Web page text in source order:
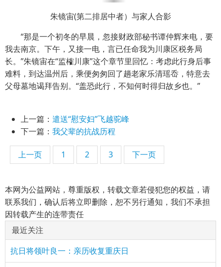
朱镜宙(第二排居中者）与家人合影
“那是一个初冬的早晨，忽接财政部秘书谭仲辉来电，要
我去南京。下午，又接一电，言已任命我为川康区税务局
长。”朱镜宙在“监榷川康”这个章节里回忆：考虑此行身后事
难料，到达温州后，乘便匆匆回了趟老家乐清瑶岙，特意去
父母墓地谒拜告别。“盖恐此行，不知何时得归故乡也。”
上一篇： 遣送“慰安妇”飞越驼峰
下一篇： 我父辈的抗战历程
上一页 1 2 3 下一页
本网为公益网站，尊重版权，转载文章若侵犯您的权益，请
联系我们，确认后将立即删除，恕不另行通知，我们不承担
因转载产生的连带责任
最近关注
抗日将领叶良一：亲历收复重庆日